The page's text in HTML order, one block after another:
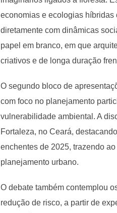
economias e ecologias híbridas
diretamente com dinâmicas
papel em branco, em que
criativos e de longa duração
O segundo bloco de
com foco no planejamento
vulnerabilidade ambiental. A
Fortaleza, no Ceará,
enchentes de 2025, trazendo
planejamento urbano.
O debate também contemplou
redução de risco, a partir de